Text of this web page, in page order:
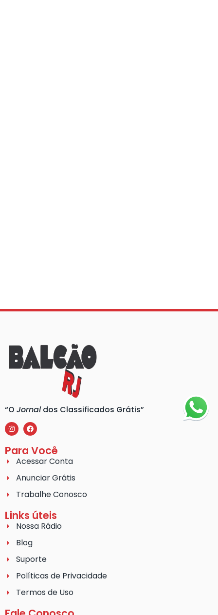
“O Jornaldos Classificados Grátis”
Para Você
Acessar Conta
Anunciar Grátis
Trabalhe Conosco
Links úteis
Nossa Rádio
Blog
Suporte
Políticas de Privacidade
Termos de Uso